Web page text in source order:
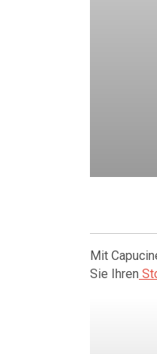
Mit
Sie Ihren